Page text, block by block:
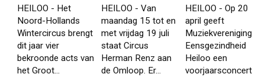
HEILOO - Het
Noord-Hollands
Wintercircus brengt
dit jaar vier
bekroonde acts van
het Groot...
HEILOO - Van
maandag 15 tot en
met vrijdag 19 juli
staat Circus
Herman Renz aan
de Omloop. Er...
HEILOO - Op 20
april geeft
Muziekvereniging
Eensgezindheid
Heiloo een
voorjaarsconcert